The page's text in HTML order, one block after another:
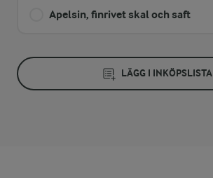
Apelsin, finrivet skal och saft
LÄGG I INKÖPSLISTA